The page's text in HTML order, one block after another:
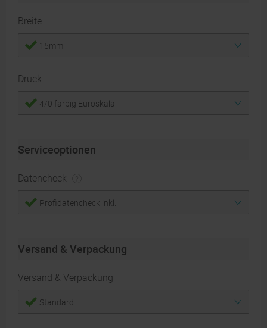
Breite
15mm
Druck
4/0 farbig Euroskala
Serviceoptionen
Datencheck
Profidatencheck inkl.
Versand & Verpackung
Versand & Verpackung
Standard